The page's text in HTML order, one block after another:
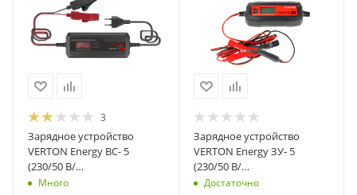
3
Зарядное устройство
VERTON Energy BC- 5
(230/50 В/
Гц,мощн.60Вт.,напряж.аккум.6/12
Много
Зарядное устройство
VERTON Energy ЗУ- 5
(230/50 В/
Гц,мощн.60Вт.,напряж.аккум.6/
Достаточно